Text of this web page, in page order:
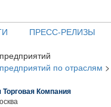
ПРЕСС-РЕЛИЗЫ
по отраслям >
Торговая Компания